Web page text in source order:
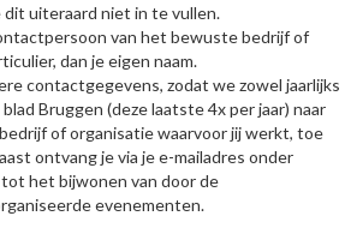
dit uiteraard niet in te vullen.
van het bewuste bedrijf of
dan je eigen naam.
contactgegevens, zodat we zowel jaarlijks
Bruggen (deze laatste 4x per jaar) naar
of organisatie waarvoor jij werkt, toe
ontvang je via je e-mailadres onder
het bijwonen van door de
evenementen.